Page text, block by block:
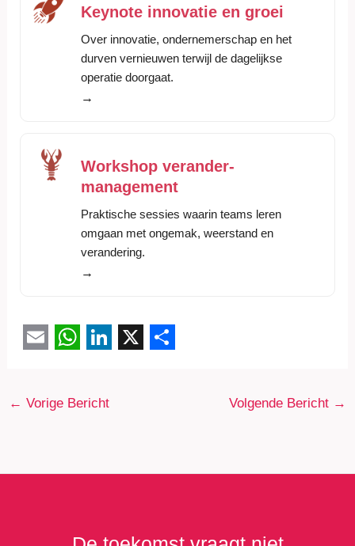
Keynote innovatie en groei
Over innovatie, ondernemerschap en het
durven vernieuwen terwijl de dagelijkse
operatie doorgaat.
→
Workshop verander-
management
Praktische sessies waarin teams leren
omgaan met ongemak, weerstand en
verandering.
→
a
a
n
n
← Vorige Bericht Volgende Bericht →